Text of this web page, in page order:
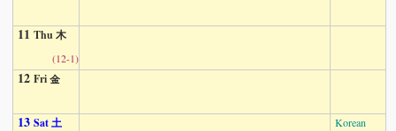
11 Thu 木
(12-1)
12 Fri 金
13 Sat 土
Korean